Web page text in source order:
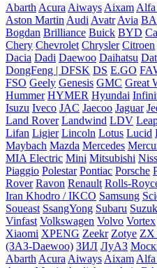
Abarth Acura Aiways Aixam Alfa
Aston Martin Audi Avatr Avia
Bogdan Brilliance Buick BYD
Chery Chevrolet Chrysler Citroen
Dacia Dadi Daewoo Daihatsu
DongFeng | DFSK DS E.GO
FSO Geely Genesis GMC Great
Hummer HYMER Hyundai
Isuzu Iveco JAC Jaecoo Jaguar
Land Rover Landwind LDV
Lifan Ligier Lincoln Lotus Lucid
Maybach Mazda Mercedes
MIA Electric Mini Mitsubishi
Piaggio Polestar Pontiac Porsche
Rover Ravon Renault Rolls-
Iran Khodro / IKCO Samsung
Soueast SsangYong Subaru
Vinfast Volkswagen Volvo Vortex
Xiaomi XPENG Zeekr Zotye ZX
(ЗАЗ-Daewoo) ЗИЛ ЛуАЗ
Abarth Acura Aiways Aixam Alfa